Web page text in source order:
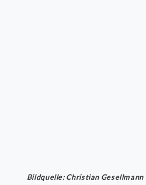
Bildquelle: Christian Gesellmann